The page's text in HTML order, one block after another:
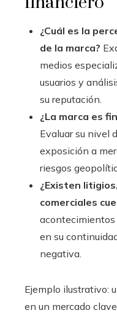
¿Cuál es la
de la marca?
medios
usuarios y
su reputación.
¿La marca es
Evaluar su nivel
exposición a
riesgos
¿Existen
comerciales
en su
negativa.
Ejemplo ilustrativo:
en un mercado